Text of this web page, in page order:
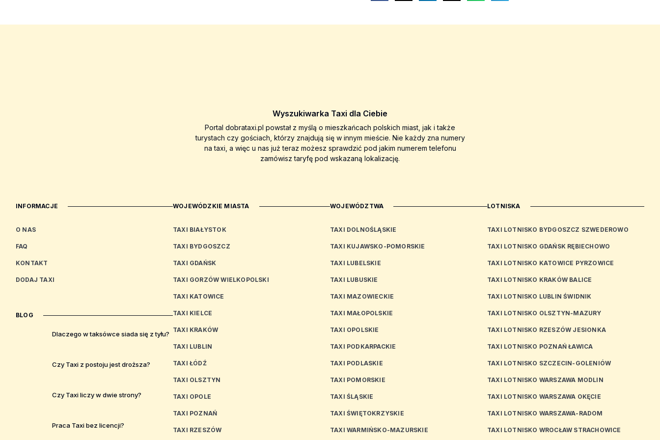
Wyszukiwarka Taxi dla Ciebie
Portal dobrataxi.pl powstał z myślą o mieszkańcach polskich miast, jak i także
turystach czy gościach, którzy znajdują się w innym mieście. Nie każdy zna numery
na taxi, a więc u nas już teraz możesz sprawdzić pod jakim numerem telefonu
zamówisz taryfę pod wskazaną lokalizację.
INFORMACJE
O NAS
FAQ
KONTAKT
DODAJ TAXI
BLOG
Dlaczego w taksówce siada się z tyłu?
Czy Taxi z postoju jest droższa?
Czy Taxi liczy w dwie strony?
Praca Taxi bez licencji?
WOJEWÓDZKIE MIASTA
TAXI BIAŁYSTOK
TAXI BYDGOSZCZ
TAXI GDAŃSK
TAXI GORZÓW WIELKOPOLSKI
TAXI KATOWICE
TAXI KIELCE
TAXI KRAKÓW
TAXI LUBLIN
TAXI ŁÓDŹ
TAXI OLSZTYN
TAXI OPOLE
TAXI POZNAŃ
TAXI RZESZÓW
WOJEWÓDZTWA
TAXI DOLNOŚLĄSKIE
TAXI KUJAWSKO-POMORSKIE
TAXI LUBELSKIE
TAXI LUBUSKIE
TAXI MAZOWIECKIE
TAXI MAŁOPOLSKIE
TAXI OPOLSKIE
TAXI PODKARPACKIE
TAXI PODLASKIE
TAXI POMORSKIE
TAXI ŚLĄSKIE
TAXI ŚWIĘTOKRZYSKIE
TAXI WARMIŃSKO-MAZURSKIE
LOTNISKA
TAXI LOTNISKO BYDGOSZCZ SZWEDEROWO
TAXI LOTNISKO GDAŃSK RĘBIECHOWO
TAXI LOTNISKO KATOWICE PYRZOWICE
TAXI LOTNISKO KRAKÓW BALICE
TAXI LOTNISKO LUBLIN ŚWIDNIK
TAXI LOTNISKO OLSZTYN-MAZURY
TAXI LOTNISKO RZESZÓW JESIONKA
TAXI LOTNISKO POZNAŃ ŁAWICA
TAXI LOTNISKO SZCZECIN-GOLENIÓW
TAXI LOTNISKO WARSZAWA MODLIN
TAXI LOTNISKO WARSZAWA OKĘCIE
TAXI LOTNISKO WARSZAWA-RADOM
TAXI LOTNISKO WROCŁAW STRACHOWICE